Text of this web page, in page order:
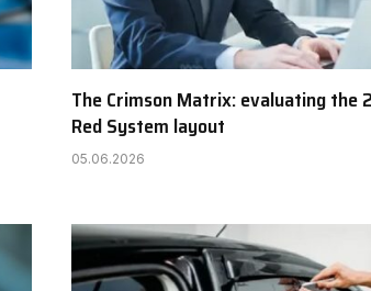
The Crimson Matrix: evaluating the
Red System layout
05.06.2026